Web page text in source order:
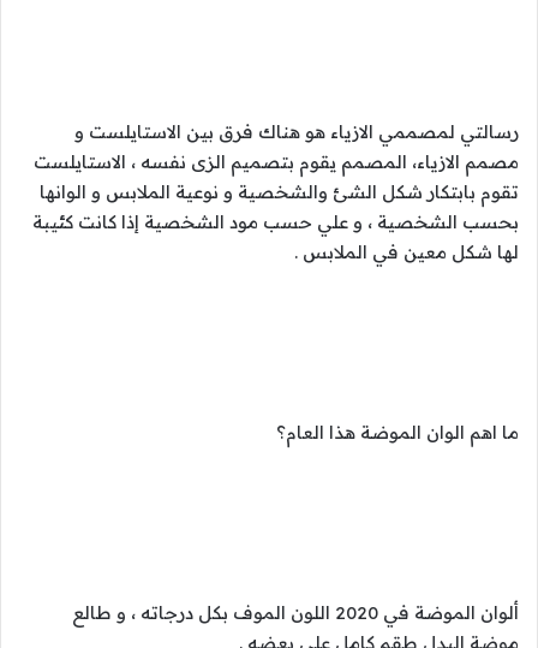
رسالتي لمصممي الازياء هو هناك فرق بين الاستايلست و
مصمم الازياء، المصمم يقوم بتصميم الزى نفسه ، الاستايلست
تقوم بابتكار شكل الشئ والشخصية و نوعية الملابس و الوانها
بحسب الشخصية ، و علي حسب مود الشخصية إذا كانت كئيبة
لها شكل معين في الملابس .
ما اهم الوان الموضة هذا العام؟
ألوان الموضة في 2020 اللون الموف بكل درجاته ، و طالع
موضة البدل طقم كامل علي بعضه .